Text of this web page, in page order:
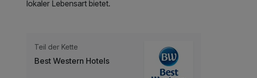
lokaler Lebensart bietet.
Teil der Kette
Best Western Hotels